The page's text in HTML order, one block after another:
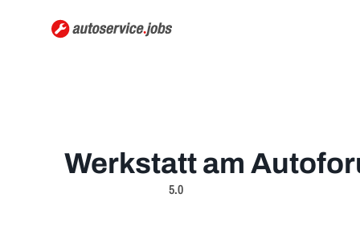
Werkstatt am
5.0